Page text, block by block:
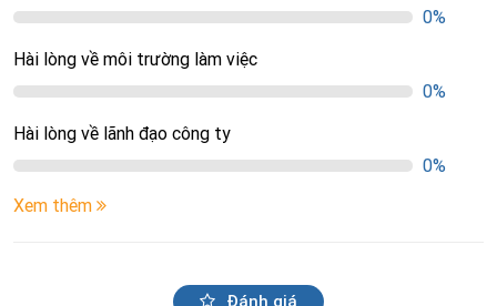
0%
Hài lòng về môi trường làm việc
0%
Hài lòng về lãnh đạo công ty
0%
Xem thêm
Đánh giá